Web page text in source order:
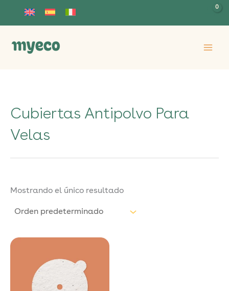
Cubiertas Antipolvo Para
Velas
Mostrando el único resultado